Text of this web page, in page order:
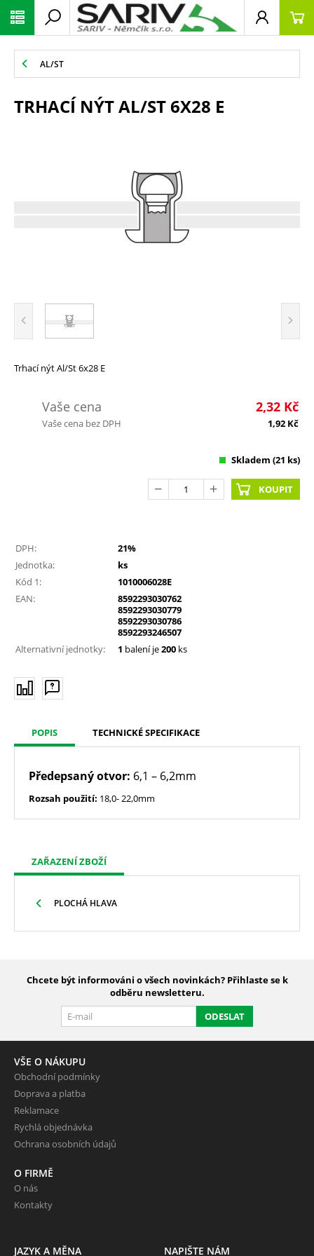
AL/ST
TRHACÍ NÝT AL/ST 6X28 E
Trhací nýt Al/St 6x28 E
Vaše cena 2,32 Kč
Vaše cena bez DPH 1,92 Kč
Skladem (21 ks)
KOUPIT
DPH:
21%
Jednotka:
ks
Kód 1:
1010006028E
EAN:
8592293030762
8592293030779
8592293030786
8592293246507
Alternativní jednotky:
1 balení je200 ks
POPIS TECHNICKÉ SPECIFIKACE
Předepsaný otvor: 6,1 – 6,2mm
Rozsah použití: 18,0- 22,0mm
ZAŘAZENÍ ZBOŽÍ
PLOCHÁ HLAVA
Chcete být informováni o všech novinkách? Přihlaste se k
odběru newsletteru.
ODESLAT
VŠE O NÁKUPU
Obchodní podmínky
Doprava a platba
Reklamace
Rychlá objednávka
Ochrana osobních údajů
O FIRMĚ
O nás
Kontakty
JAZYK A MĚNA NAPIŠTE NÁM